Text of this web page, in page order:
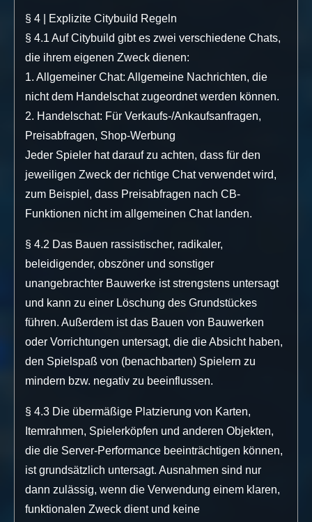
§ 4 | Explizite Citybuild Regeln
§ 4.1 Auf Citybuild gibt es zwei verschiedene Chats,
die ihrem eigenen Zweck dienen:
1. Allgemeiner Chat: Allgemeine Nachrichten, die
nicht dem Handelschat zugeordnet werden können.
2. Handelschat: Für Verkaufs-/Ankaufsanfragen,
Preisabfragen, Shop-Werbung
Jeder Spieler hat darauf zu achten, dass für den
jeweiligen Zweck der richtige Chat verwendet wird,
zum Beispiel, dass Preisabfragen nach CB-
Funktionen nicht im allgemeinen Chat landen.
§ 4.2 Das Bauen rassistischer, radikaler,
beleidigender, obszöner und sonstiger
unangebrachter Bauwerke ist strengstens untersagt
und kann zu einer Löschung des Grundstückes
führen. Außerdem ist das Bauen von Bauwerken
oder Vorrichtungen untersagt, die die Absicht haben,
den Spielspaß von (benachbarten) Spielern zu
mindern bzw. negativ zu beeinflussen.
§ 4.3 Die übermäßige Platzierung von Karten,
Itemrahmen, Spielerköpfen und anderen Objekten,
die die Server-Performance beeinträchtigen können,
ist grundsätzlich untersagt. Ausnahmen sind nur
dann zulässig, wenn die Verwendung einem klaren,
funktionalen Zweck dient und keine